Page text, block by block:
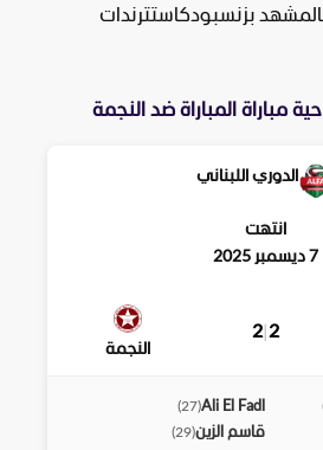
المشهد بزنسبودكاستترندات
مباراة المباراة ضد النجمة
الدوري اللبناني
انتهت
7 ديسمبر 2025
2
|
2
النجمة
Ali El Fadl
(
27
)
قاسم الزين(
29
)